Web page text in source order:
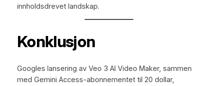
innholdsdrevet landskap.
Konklusjon
Googles lansering av Veo 3 AI Video Maker, sammen
med Gemini Access-abonnementet til 20 dollar,